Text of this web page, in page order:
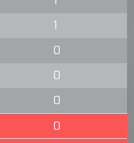
1
0
0
0
0